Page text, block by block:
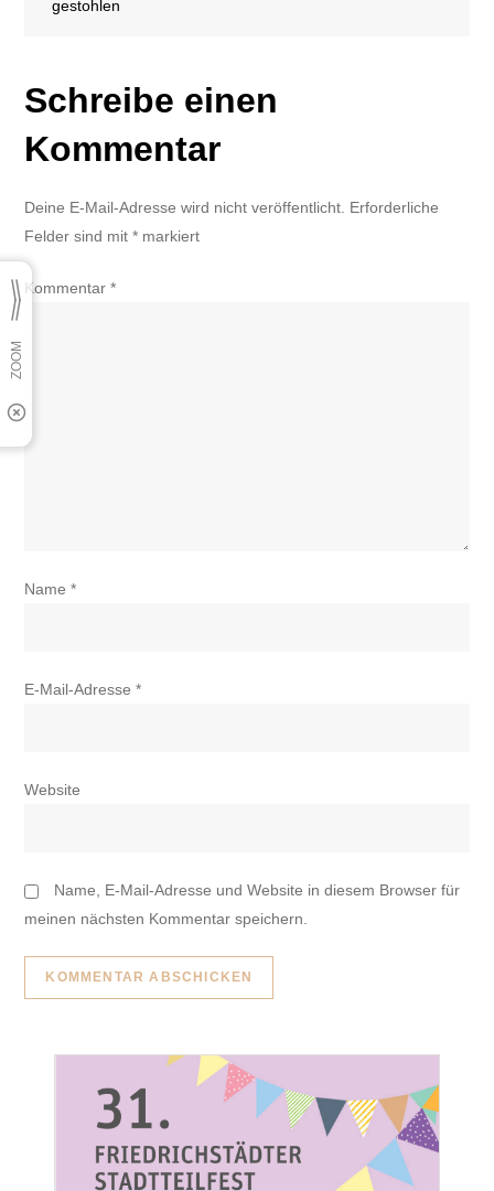
gestohlen
Schreibe einen
Kommentar
Deine E-Mail-Adresse wird nicht veröffentlicht. Erforderliche
Felder sind mit* markiert
Kommentar*
Name*
E-Mail-Adresse*
Website
Name, E-Mail-Adresse und Website in diesem Browser für
meinen nächsten Kommentar speichern.